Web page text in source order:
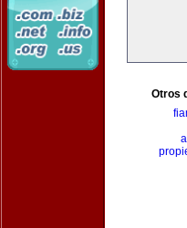
Otros